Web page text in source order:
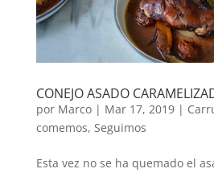
CONEJO ASADO
por Marco| Mar 17, 2019|
comemos, Seguimos
Esta vez no se ha quemado el